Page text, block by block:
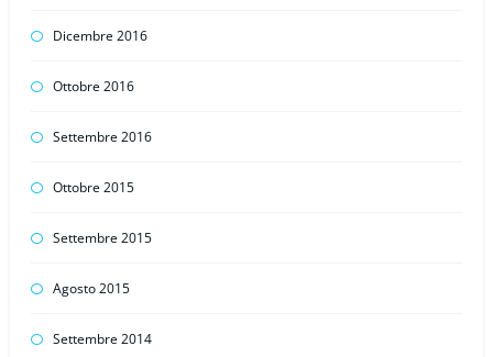
Dicembre 2016
Ottobre 2016
Settembre 2016
Ottobre 2015
Settembre 2015
Agosto 2015
Settembre 2014